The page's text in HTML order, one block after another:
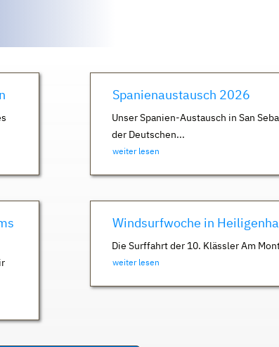
Spanienaustausch 2026
Unser Spanien-Austausch in San
der Deutschen...
weiter lesen
Windsurfwoche in
Die Surffahrt der 10. Klässler Am
weiter lesen